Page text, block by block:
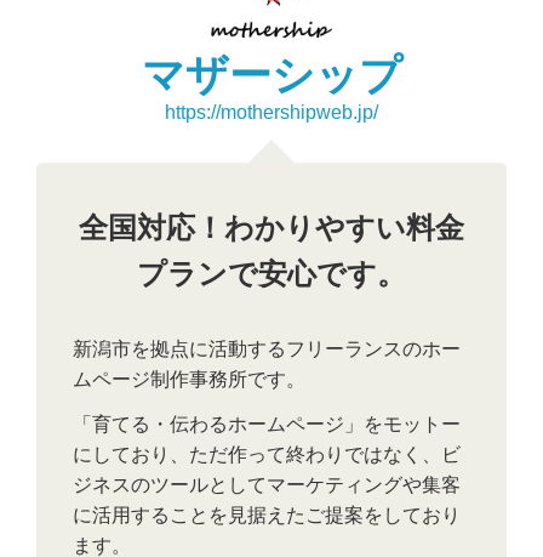
マザーシップ
https://mothershipweb.jp/
全国対応！わかりやすい料金
プランで安心です。
新潟市を拠点に活動するフリーランスのホー
ムページ制作事務所です。
「育てる・伝わるホームページ」をモットー
にしており、ただ作って終わりではなく、ビ
ジネスのツールとしてマーケティングや集客
に活用することを見据えたご提案をしており
ます。